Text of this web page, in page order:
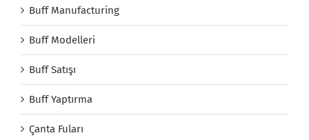
Buff Manufacturing
Buff Modelleri
Buff Satışı
Buff Yaptırma
Çanta Fuları